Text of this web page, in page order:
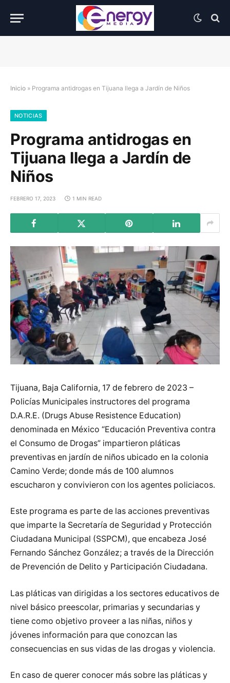
Inicio » Programa antidrogas en Tijuana llega a Jardín de Niños
NOTICIAS
Programa antidrogas en
Tijuana llega a Jardín de
Niños
FEBRERO 17, 2023 1 MIN READ
Tijuana, Baja California, 17 de febrero de 2023 –
Policías Municipales instructores del programa
D.A.R.E. (Drugs Abuse Resistence Education)
denominada en México “Educación Preventiva contra
el Consumo de Drogas” impartieron pláticas
preventivas en jardín de niños ubicado en la colonia
Camino Verde; donde más de 100 alumnos
escucharon y convivieron con los agentes policiacos.
Este programa es parte de las acciones preventivas
que imparte la Secretaría de Seguridad y Protección
Ciudadana Municipal (SSPCM), que encabeza José
Fernando Sánchez González; a través de la Dirección
de Prevención de Delito y Participación Ciudadana.
Las pláticas van dirigidas a los sectores educativos de
nivel básico preescolar, primarias y secundarias y
tiene como objetivo proveer a las niñas, niños y
jóvenes información para que conozcan las
consecuencias en sus vidas de las drogas y violencia.
En caso de querer conocer más sobre las pláticas y